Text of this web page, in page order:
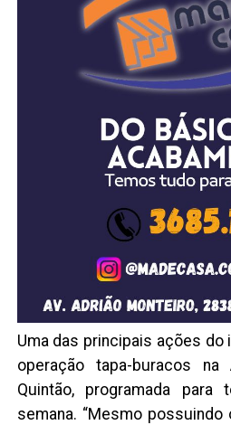
Uma das principais ações do
operação tapa-buracos na
Quintão, programada
semana. “Mesmo